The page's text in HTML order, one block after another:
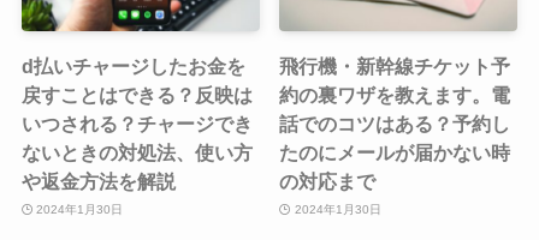
d払いチャージしたお金を
戻すことはできる？反映は
いつされる？チャージでき
ないときの対処法、使い方
や返金方法を解説
2024年1月30日
飛行機・新幹線チケット予
約の裏ワザを教えます。電
話でのコツはある？予約し
たのにメールが届かない時
の対応まで
2024年1月30日